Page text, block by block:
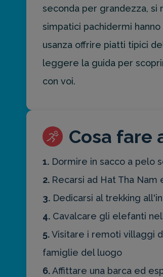
destinazione
di viaggio.
FAI
seconda per grandezza, si
simpatici pachidermi
usanza offrire piatti tipici
leggere la guida per
con voi.
Cosa fare
1. Dormire in sacco a pelo
2. Recarsi ad Hat Tha
3. Dedicarsi al trekking
4. Cavalcare gli elefanti
5.Visitare i remoti villaggi
famiglie del luogo
6.Affittare una barca ed